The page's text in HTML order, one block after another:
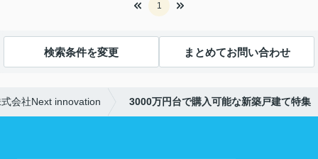
1
検索条件を変更 まとめてお問い合わせ
会社Next innovation 3000万円台で購入可能な新築戸建て特集